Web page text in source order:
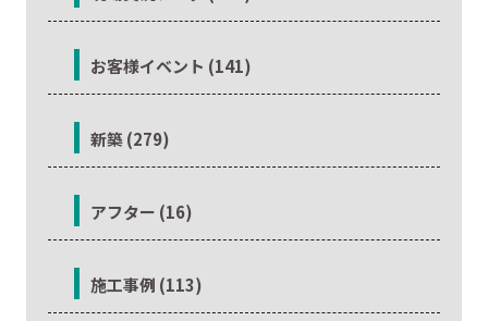
お客様イベント (141)
新築 (279)
アフター (16)
施工事例 (113)